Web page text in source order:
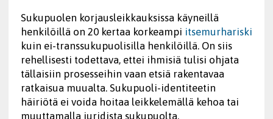
Sukupuolen korjausleikkauksissa käyneillä
henkilöillä on 20 kertaa korkeampi itsemurhariski
kuin ei-transsukupuolisilla henkilöillä. On siis
rehellisesti todettava, ettei ihmisiä tulisi ohjata
tällaisiin prosesseihin vaan etsiä rakentavaa
ratkaisua muualta. Sukupuoli-identiteetin
häiriötä ei voida hoitaa leikkelemällä kehoa tai
muuttamalla juridista sukupuolta.